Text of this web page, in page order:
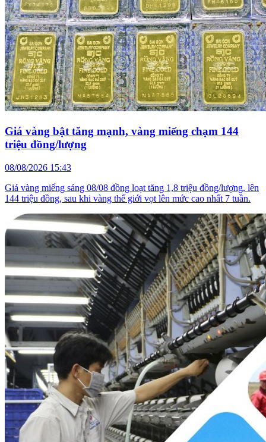
Giá vàng bật tăng mạnh, vàng miếng chạm 144
triệu đồng/lượng
08/08/2026 15:43
Giá vàng miếng sáng 08/08 đồng loạt tăng 1,8 triệu đồng/lượng, lên
144 triệu đồng, sau khi vàng thế giới vọt lên mức cao nhất 7 tuần.